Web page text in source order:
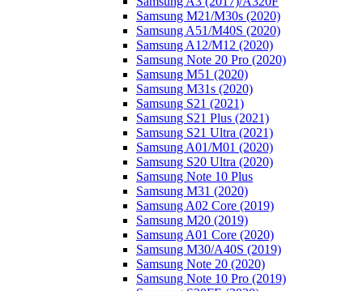
Samsung M21/M30s (2020)
Samsung A51/M40S (2020)
Samsung A12/M12 (2020)
Samsung Note 20 Pro (2020)
Samsung M51 (2020)
Samsung M31s (2020)
Samsung S21 (2021)
Samsung S21 Plus (2021)
Samsung S21 Ultra (2021)
Samsung A01/M01 (2020)
Samsung S20 Ultra (2020)
Samsung Note 10 Plus
Samsung M31 (2020)
Samsung A02 Core (2019)
Samsung M20 (2019)
Samsung A01 Core (2020)
Samsung M30/A40S (2019)
Samsung Note 20 (2020)
Samsung Note 10 Pro (2019)